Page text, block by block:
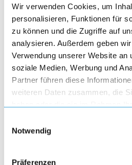
Wir verwenden Cookies, um
personalisieren, Funktionen für
zu können und die Zugriffe auf
analysieren. Außerdem geben
Verwendung unserer Website an
soziale Medien, Werbung und
Partner führen diese
weiteren Daten zusammen, die
Notwendig
Präferenzen
add
add_shopping_cart